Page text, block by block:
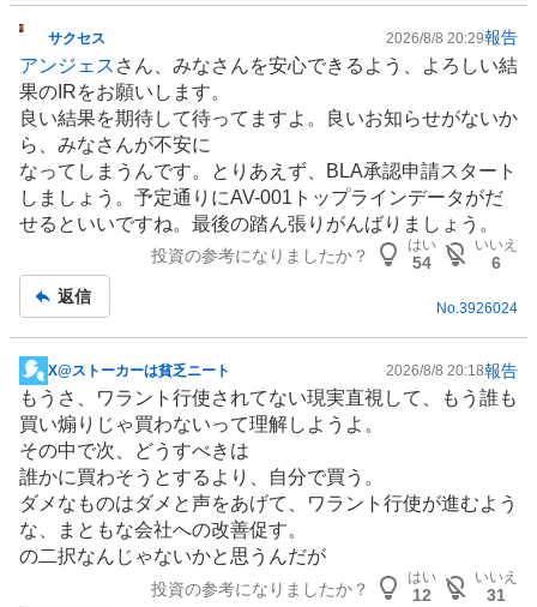
示
板
記
事
サクセス 2026/8/8 20:29報告
アンジェス さん、みなさんを安心できるよう、よろしい結
果の IRをお願いします。
良い結果を期待して待ってますよ。良いお知らせがないか
ら、みなさんが不安に
なってしまうんです。とりあえず、BLA承認申請スタート
しましょう。予定通りにAV-001トップラインデータがだ
せるといいですね。最後の踏ん張りがんばりましょう。
投資の参考になりましたか？
はい
54
いいえ
6
返信
No.3926024
掲
示
板
記
事
X@ストーカーは貧乏ニート 2026/8/8 20:18報告
もうさ、ワラント行使されてない現実直視して、もう誰も
買い煽りじゃ買わないって理解しようよ。
その中で次、どうすべきは
誰かに買わそうとするより、自分で買う。
ダメなものはダメと声をあげて、ワラント行使が進むよう
な、まともな会社への改善促す。
の二択なんじゃないかと思うんだが
投資の参考になりましたか？
はい
12
いいえ
31